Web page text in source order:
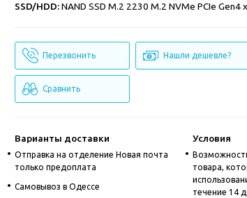
SSD/HDD:NAND SSD M.2 2230 M.2 NVMe PCIe
Перезвонить Нашли дешевле?
Сравнить
Варианты доставки
Отправка на отделение Новая почта
только предоплата
Cамовывоз в Одессе
Условия
товара,
течение 14